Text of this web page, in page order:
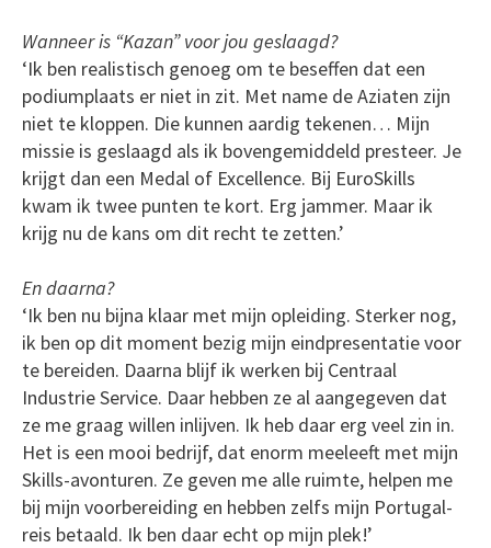
Wanneer is “Kazan” voor jou geslaagd?
‘Ik ben realistisch genoeg om te beseffen dat een
podiumplaats er niet in zit. Met name de Aziaten zijn
niet te kloppen. Die kunnen aardig tekenen… Mijn
missie is geslaagd als ik bovengemiddeld presteer. Je
krijgt dan een Medal of Excellence. Bij EuroSkills
kwam ik twee punten te kort. Erg jammer. Maar ik
krijg nu de kans om dit recht te zetten.’
En daarna?
‘Ik ben nu bijna klaar met mijn opleiding. Sterker nog,
ik ben op dit moment bezig mijn eindpresentatie voor
te bereiden. Daarna blijf ik werken bij Centraal
Industrie Service. Daar hebben ze al aangegeven dat
ze me graag willen inlijven. Ik heb daar erg veel zin in.
Het is een mooi bedrijf, dat enorm meeleeft met mijn
Skills-avonturen. Ze geven me alle ruimte, helpen me
bij mijn voorbereiding en hebben zelfs mijn Portugal-
reis betaald. Ik ben daar echt op mijn plek!’